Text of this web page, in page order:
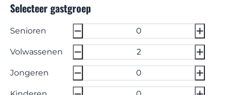
Selecteer gastgroep
Senioren
Volwassenen
Jongeren